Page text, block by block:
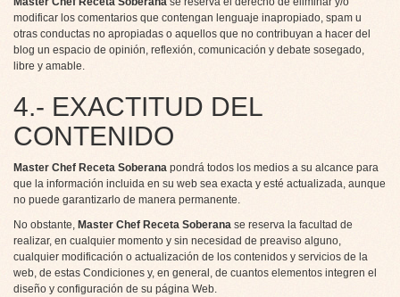
modificar los comentarios que contengan lenguaje inapropiado, spam u
otras conductas no apropiadas o aquellos que no contribuyan a hacer del
blog un espacio de opinión, reflexión, comunicación y debate sosegado,
libre y amable.
4.- EXACTITUD DEL
CONTENIDO
Master Chef Receta Soberana pondrá todos los medios a su alcance para
que la información incluida en su web sea exacta y esté actualizada, aunque
no puede garantizarlo de manera permanente.
No obstante, Master Chef Receta Soberana se reserva la facultad de
realizar, en cualquier momento y sin necesidad de preaviso alguno,
cualquier modificación o actualización de los contenidos y servicios de la
web, de estas Condiciones y, en general, de cuantos elementos integren el
diseño y configuración de su página Web.